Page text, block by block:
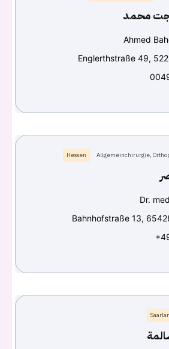
Continue withGoogle
محمد
Ahmed
Englerthstraße 49,
Allgemeinchirurgie,
Hessen
Dr.
Bahnhofstraße 13,